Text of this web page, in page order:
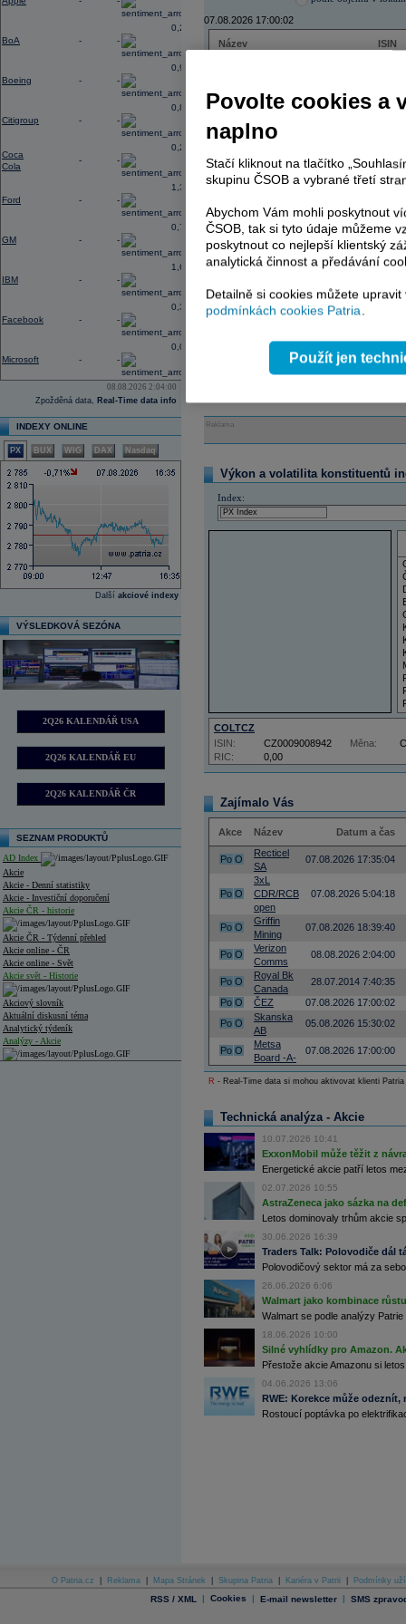
BoA - -
0,27
Boeing - -
0,96
Citigroup - -
0,88
Coca
Cola
- -
0,23
Ford - -
1,38
GM - -
0,74
IBM - -
1,65
Facebook - -
0,37
Microsoft - -
0,03
08.08.2026 2:04:00
Zpožděná data, Real-Time data info
INDEXY ONLINE
PX BUX WIG DAX Nasdaq
Další akciové indexy
VÝSLEDKOVÁ SEZÓNA
2Q26 KALENDÁŘ USA
2Q26 KALENDÁŘ EU
2Q26 KALENDÁŘ ČR
SEZNAM PRODUKTŮ
AD Index
Akcie
Akcie - Denní statistiky
Akcie - Investiční doporučení
Akcie ČR - historie
Akcie ČR - Týdenní přehled
Akcie online - ČR
Akcie online - Svět
Akcie svět - Historie
Akciový slovník
Aktuální diskusní téma
Analytický týdeník
Analýzy - Akcie
Databanka - Ceny
07.08.2026 17:00:02
Název
ISIN
ERSTE BANK
TMR
AD index - vývoj
Region
Reklama
Výkon a volatilita konstituentů
Index:
COLTCZ
RIC: 0,00
ISIN: CZ0009008942 Měna:
Zajímalo Vás
Akce Název Datum a čas
Po O
Recticel
SA
07.08.2026 17:35:04
Po O
3xL
CDR/RCB
open
07.08.2026 5:04:18
Po O
Griffin
Mining
07.08.2026 18:39:40
Po O
Verizon
Comms
08.08.2026 2:04:00
Po O
Royal Bk
Canada
28.07.2014 7:40:35
Po O ČEZ
07.08.2026 17:00:02
Po O
Skanska
AB
05.08.2026 15:30:02
Po O
Metsa
Board -A-
07.08.2026 17:00:00
R - Real-Time data si mohou aktivovat klienti
Technická analýza - Akcie
10.07.2026 10:41
ExxonMobil může těžit z
Energetické akcie patří letos
02.07.2026 10:55
AstraZeneca jako sázka na
Letos dominovaly trhům akcie
30.06.2026 16:39
Traders Talk: Polovodiče dál
Polovodičový sektor má za
26.06.2026 6:06
Walmart jako kombinace
Walmart se podle analýzy
18.06.2026 10:00
Silné vyhlídky pro Amazon.
Přestože akcie Amazonu si
04.06.2026 13:06
RWE: Korekce může
Rostoucí poptávka po
O Patria.cz Reklama Mapa Stránek Skupina Patria Kariéra v Patrii Podmínky
RSS / XML | Cookies | E-mail newsletter | SMS
Povolte cookies a
naplno
Stačí kliknout na tlačítko
skupinu ČSOB a vybrané třetí
Abychom Vám mohli poskytnout
ČSOB, tak si tyto údaje můžeme
poskytnout co nejlepší klientský
analytická činnost a předávání
Detailně si cookies můžete
podmínkách cookies Patria.
Použít jen